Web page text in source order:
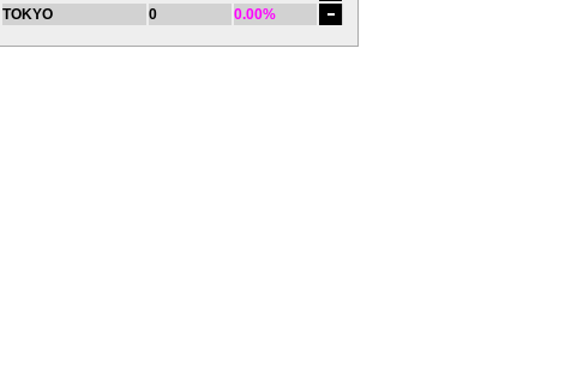
TOKYO
0 0.00%